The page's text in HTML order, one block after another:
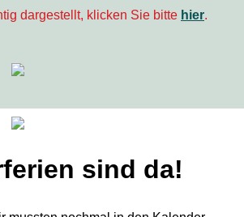
dargestellt, klicken Sie bitte hier.
sind da!